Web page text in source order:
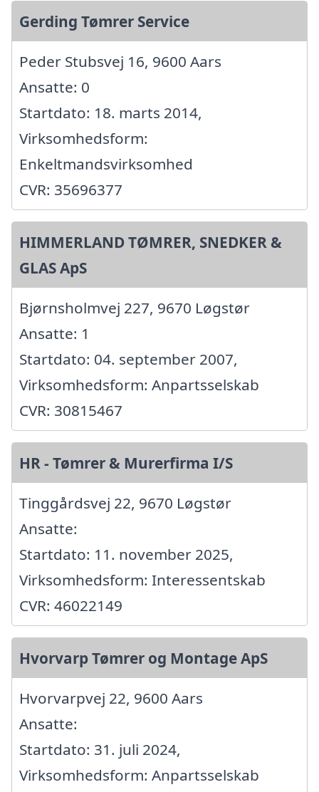
Gerding Tømrer Service
Peder Stubsvej 16, 9600 Aars
Ansatte: 0
Startdato: 18. marts 2014,
Virksomhedsform:
Enkeltmandsvirksomhed
CVR: 35696377
HIMMERLAND TØMRER, SNEDKER &
GLAS ApS
Bjørnsholmvej 227, 9670 Løgstør
Ansatte: 1
Startdato: 04. september 2007,
Virksomhedsform: Anpartsselskab
CVR: 30815467
HR - Tømrer & Murerfirma I/S
Tinggårdsvej 22, 9670 Løgstør
Ansatte:
Startdato: 11. november 2025,
Virksomhedsform: Interessentskab
CVR: 46022149
Hvorvarp Tømrer og Montage ApS
Hvorvarpvej 22, 9600 Aars
Ansatte:
Startdato: 31. juli 2024,
Virksomhedsform: Anpartsselskab